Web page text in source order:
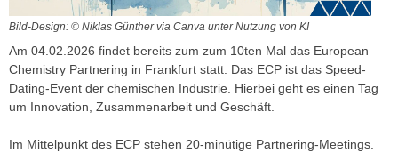
Bild-Design: © Niklas Günther via Canva unter Nutzung von KI
Am 04.02.2026 findet bereits zum zum 10ten Mal das European
Chemistry Partnering in Frankfurt statt. Das ECP ist das Speed-
Dating-Event der chemischen Industrie. Hierbei geht es einen Tag
um Innovation, Zusammenarbeit und Geschäft.
Im Mittelpunkt des ECP stehen 20-minütige Partnering-Meetings.